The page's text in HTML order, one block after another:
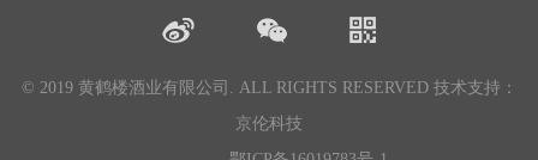
© 2019 黄鹤楼酒业有限公司. ALL RIGHTS RESERVED 技术支持：
京伦科技